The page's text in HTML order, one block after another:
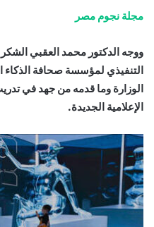
مجلة نجوم مصر
ووجه الدكتور محمد العقبي
الوزارة وما قدمه من جهد في
الإعلامية الجديدة.